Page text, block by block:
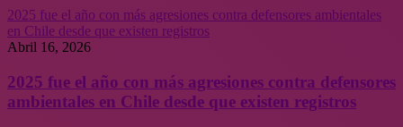
2025 fue el año con más agresiones contra defensores ambientales
en Chile desde que existen registros
Abril 16, 2026
2025 fue el año con más agresiones contra defensores
ambientales en Chile desde que existen registros